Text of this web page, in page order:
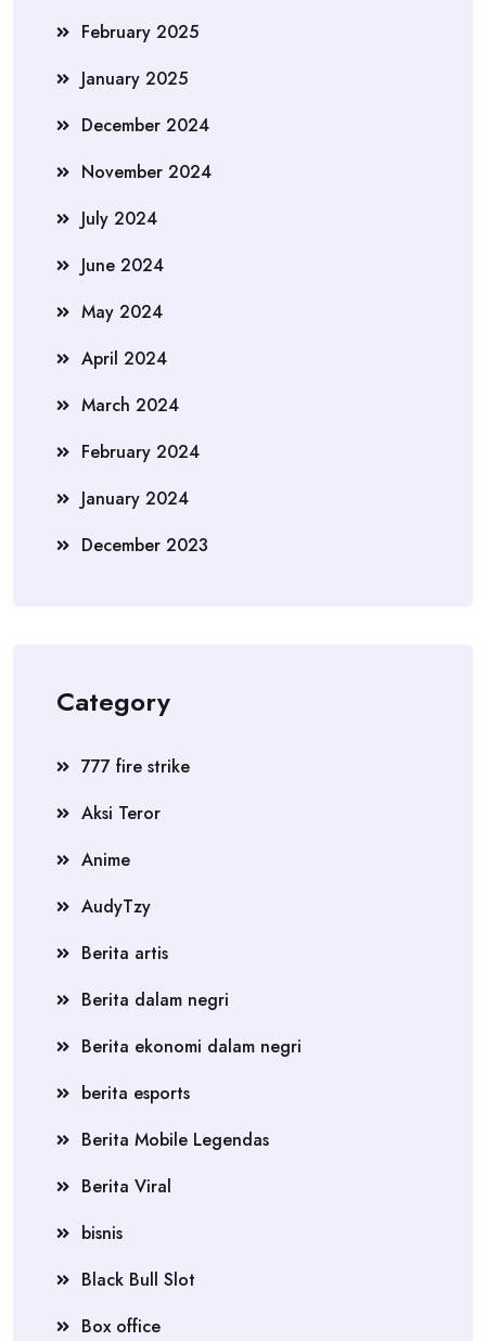
February 2025
January 2025
December 2024
November 2024
July 2024
June 2024
May 2024
April 2024
March 2024
February 2024
January 2024
December 2023
Category
777 fire strike
Aksi Teror
Anime
AudyTzy
Berita artis
Berita dalam negri
Berita ekonomi dalam negri
berita esports
Berita Mobile Legendas
Berita Viral
bisnis
Black Bull Slot
Box office